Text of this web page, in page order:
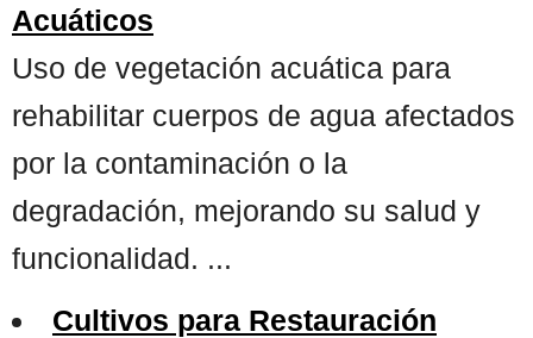
Acuáticos
Uso de vegetación acuática para
rehabilitar cuerpos de agua afectados
por la contaminación o la
degradación, mejorando su salud y
funcionalidad. ...
Cultivos para Restauración